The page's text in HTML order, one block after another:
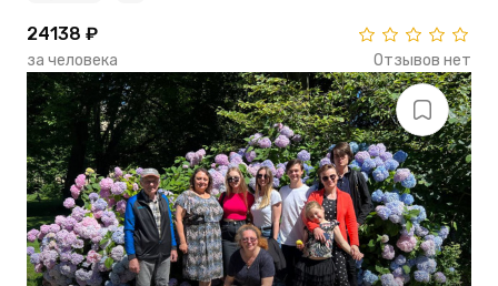
24138 ₽
за человека Отзывов нет